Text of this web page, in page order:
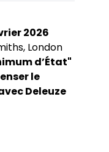
2026
London
d’État"
le
Deleuze